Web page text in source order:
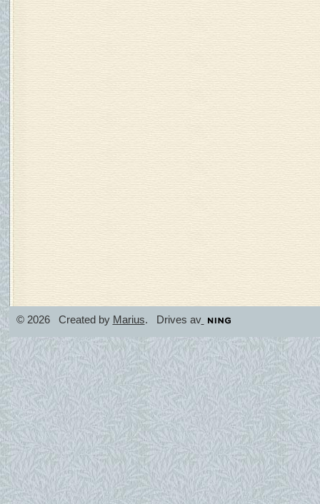
© 2026 Created by Marius. Drives av